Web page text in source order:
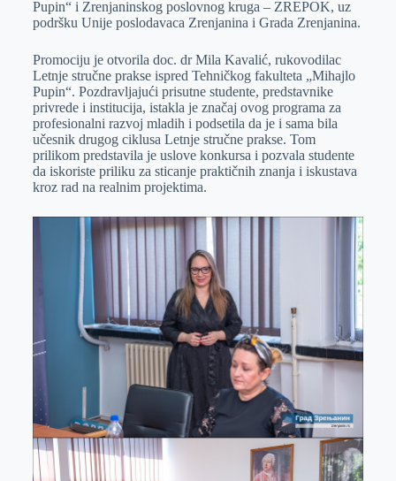
p
Pupin“ i Zrenjaninskog poslovnog kruga – ZREPOK, uz
podršku Unije poslodavaca Zrenjanina i Grada Zrenjanina.
Promociju je otvorila doc. dr Mila Kavalić, rukovodilac
Letnje stručne prakse ispred Tehničkog fakulteta „Mihajlo
Pupin“. Pozdravljajući prisutne studente, predstavnike
privrede i institucija, istakla je značaj ovog programa za
profesionalni razvoj mladih i podsetila da je i sama bila
učesnik drugog ciklusa Letnje stručne prakse. Tom
prilikom predstavila je uslove konkursa i pozvala studente
da iskoriste priliku za sticanje praktičnih znanja i iskustava
kroz rad na realnim projektima.